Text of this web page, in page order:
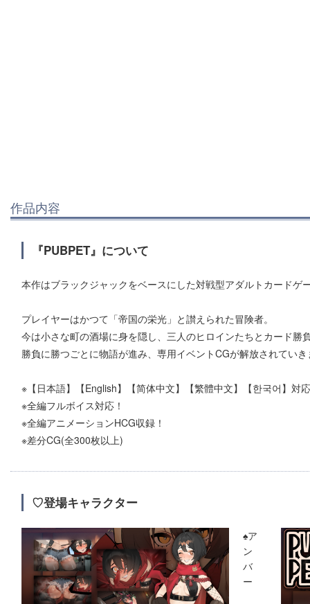
作品内容
『PUBPET』について
本作はブラックジャックをベースにした対戦型アダルトカードゲ
プレイヤーはかつて「帝国の栄光」と讃えられた冒険者。
今は小さな町の酒場に身を隠し、三人のヒロインたちとカード勝
勝負に勝つごとに物語が進み、専用イベントCGが解放されてい
※【日本語】【English】【简体中文】【繁體中文】【한국어】対
※全編フルボイス対応！
※全編アニメーションHCG収録！
※差分CG(全300枚以上)
♡登場キャラクター
♠ア
ン
バ
ー